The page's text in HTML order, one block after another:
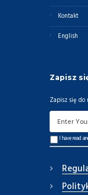
Kontakt
English
Zapisz
Zapisz się do
I have read